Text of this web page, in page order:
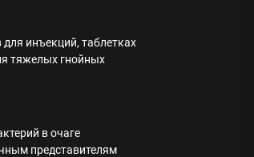
инъекций, таблетках
тяжелых гнойных
в очаге
представителям